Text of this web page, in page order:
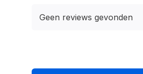
Geen reviews gevonden